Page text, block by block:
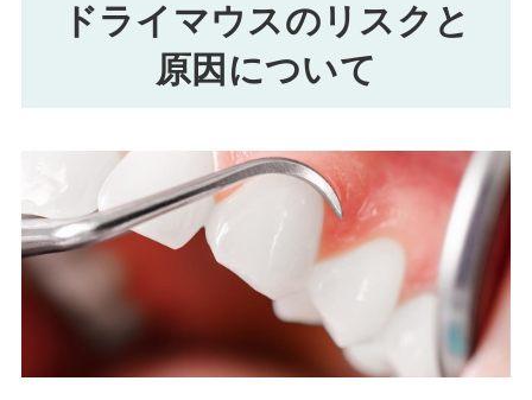
ドライマウスのリスクと
原因について